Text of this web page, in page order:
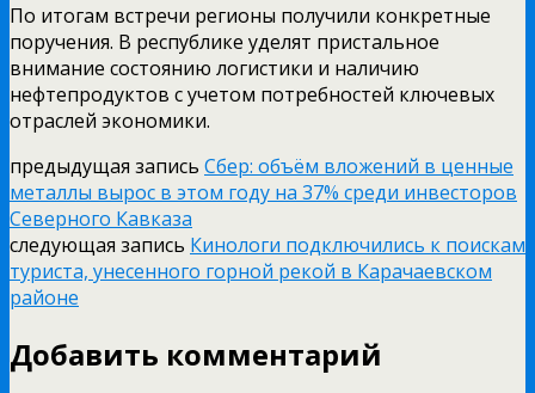
По итогам встречи регионы получили конкретные
поручения. В республике уделят пристальное
внимание состоянию логистики и наличию
нефтепродуктов с учетом потребностей ключевых
отраслей экономики.
предыдущая запись Сбер: объём вложений в ценные
металлы вырос в этом году на 37% среди инвесторов
Северного Кавказа
следующая запись Кинологи подключились к поискам
туриста, унесенного горной рекой в Карачаевском
районе
Добавить комментарий